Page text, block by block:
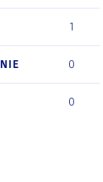
1
0
0